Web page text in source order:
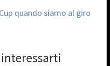
quando siamo al giro